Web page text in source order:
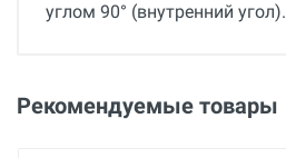
углом 90° (внутренний угол).
12 месяцев
Оценка
Рекомендуемые товары